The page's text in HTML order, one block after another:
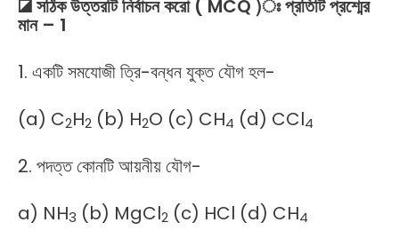
◪ সঠিক উত্তরটি নির্বাচন করো ( MCQ )ঃ প্রতিটি প্রশ্মের
মান – 1
1. একটি সমযোজী ত্রি-বন্ধন যুক্ত যৌগ হল-
(a) C2H2 (b) H2O (c) CH4 (d) CCl4
2. পদত্ত কোনটি আয়নীয় যৌগ-
a) NH3 (b) MgCl2 (c) HCl (d) CH4